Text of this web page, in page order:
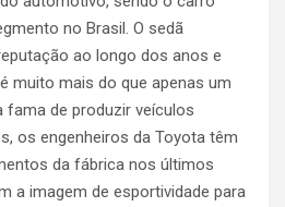
no Brasil. O sedã
ao longo dos anos e
muito mais do que apenas um
fama de produzir veículos
os engenheiros da Toyota têm
da fábrica nos últimos
a imagem de esportividade para